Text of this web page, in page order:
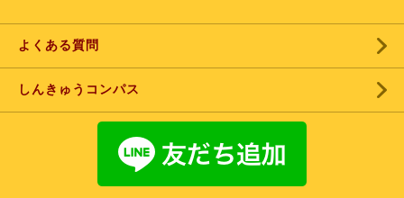
よくある質問
しんきゅうコンパス